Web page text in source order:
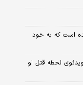
است که به خود
لحظه قتل او